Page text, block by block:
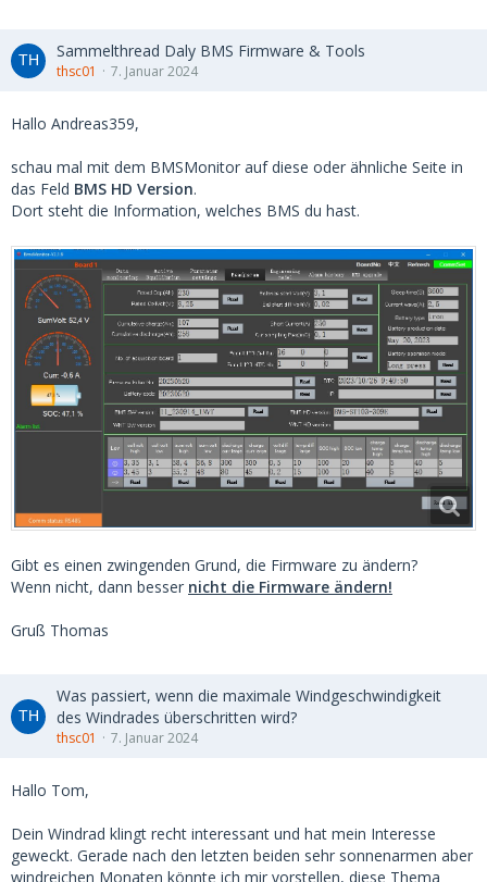
Sammelthread Daly BMS Firmware & Tools
thsc01 7. Januar 2024
Hallo Andreas359,
schau mal mit dem BMSMonitor auf diese oder ähnliche Seite in
das Feld BMS HD Version.
Dort steht die Information, welches BMS du hast.
Gibt es einen zwingenden Grund, die Firmware zu ändern?
Wenn nicht, dann besser nicht die Firmware ändern!
Gruß Thomas
Was passiert, wenn die maximale Windgeschwindigkeit
des Windrades überschritten wird?
thsc01 7. Januar 2024
Hallo Tom,
Dein Windrad klingt recht interessant und hat mein Interesse
geweckt. Gerade nach den letzten beiden sehr sonnenarmen aber
windreichen Monaten könnte ich mir vorstellen, diese Thema